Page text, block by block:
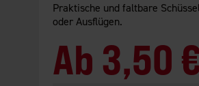
Praktische und faltbare
oder Ausflügen.
Ab 3,50